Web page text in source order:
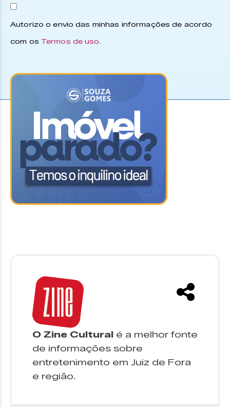
Autorizo o envio das minhas informações de acordo
com os Termos de uso.
O Zine Cultural é a melhor fonte
de informações sobre
entretenimento em Juiz de Fora
e região.